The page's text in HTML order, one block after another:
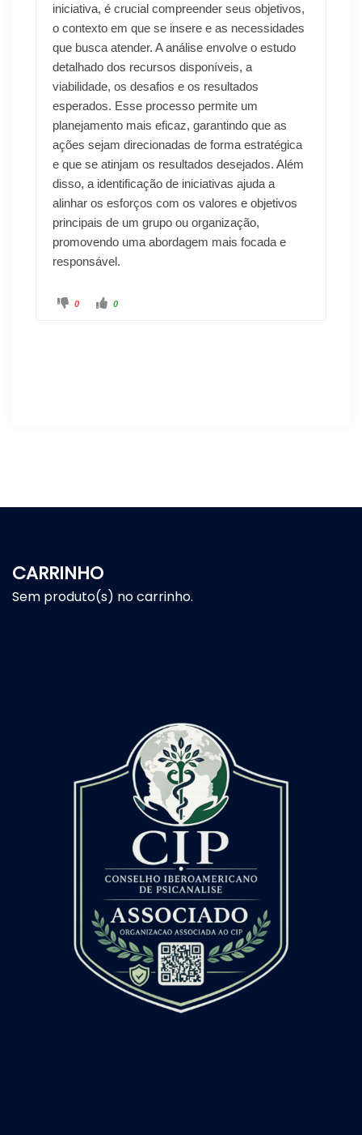
iniciativa, é crucial compreender seus objetivos,
o contexto em que se insere e as necessidades
que busca atender. A análise envolve o estudo
detalhado dos recursos disponíveis, a
viabilidade, os desafios e os resultados
esperados. Esse processo permite um
planejamento mais eficaz, garantindo que as
ações sejam direcionadas de forma estratégica
e que se atinjam os resultados desejados. Além
disso, a identificação de iniciativas ajuda a
alinhar os esforços com os valores e objetivos
principais de um grupo ou organização,
promovendo uma abordagem mais focada e
responsável.
0 0
CARRINHO
Sem produto(s) no carrinho.